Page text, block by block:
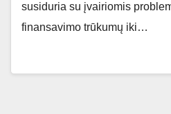
susiduria su įvairiomis
finansavimo trūkumų iki…